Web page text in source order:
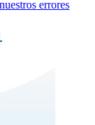
errores